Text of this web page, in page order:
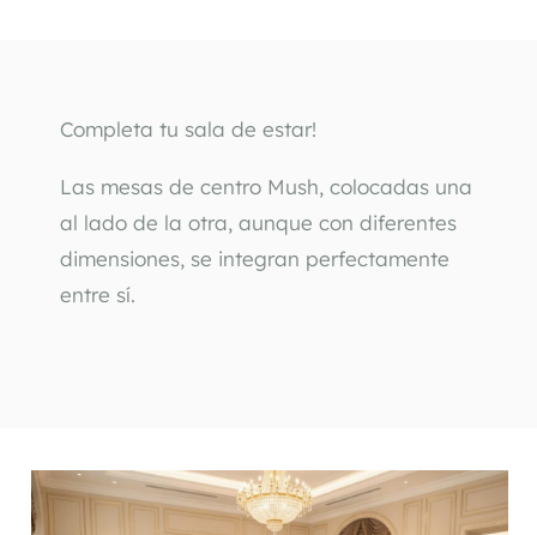
Completa tu sala de estar!
Las mesas de centro Mush, colocadas una
al lado de la otra, aunque con diferentes
dimensiones, se integran perfectamente
entre sí.